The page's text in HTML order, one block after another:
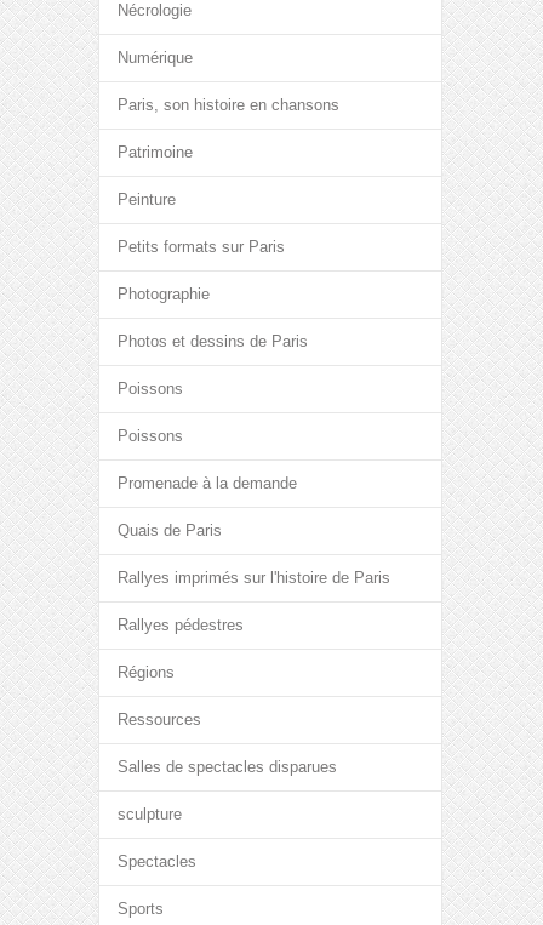
Nécrologie
Numérique
Paris, son histoire en chansons
Patrimoine
Peinture
Petits formats sur Paris
Photographie
Photos et dessins de Paris
Poissons
Poissons
Promenade à la demande
Quais de Paris
Rallyes imprimés sur l'histoire de Paris
Rallyes pédestres
Régions
Ressources
Salles de spectacles disparues
sculpture
Spectacles
Sports